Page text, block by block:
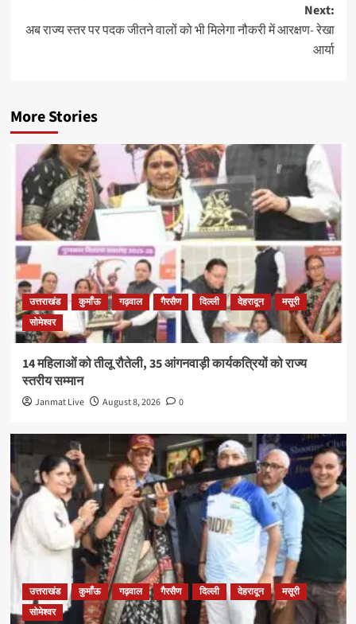
Next:
अब राज्य स्तर पर पदक जीतने वालों को भी मिलेगा नौकरी में आरक्षण- रेखा
आर्या
More Stories
उत्तराखंड कुमाँऊ गढ़वाल गैरसैण दिल्ली देहरादून
मसूरी
सोमेश्वर
14 महिलाओं को तीलू रौतेली, 35 आंगनवाड़ी कार्यकत्रियों को राज्य
स्तरीय सम्मान
Janmat Live August 8, 2026 0
उत्तराखंड कुमाँऊ गढ़वाल गैरसैण दिल्ली देहरादून
मसूरी
सोमेश्वर